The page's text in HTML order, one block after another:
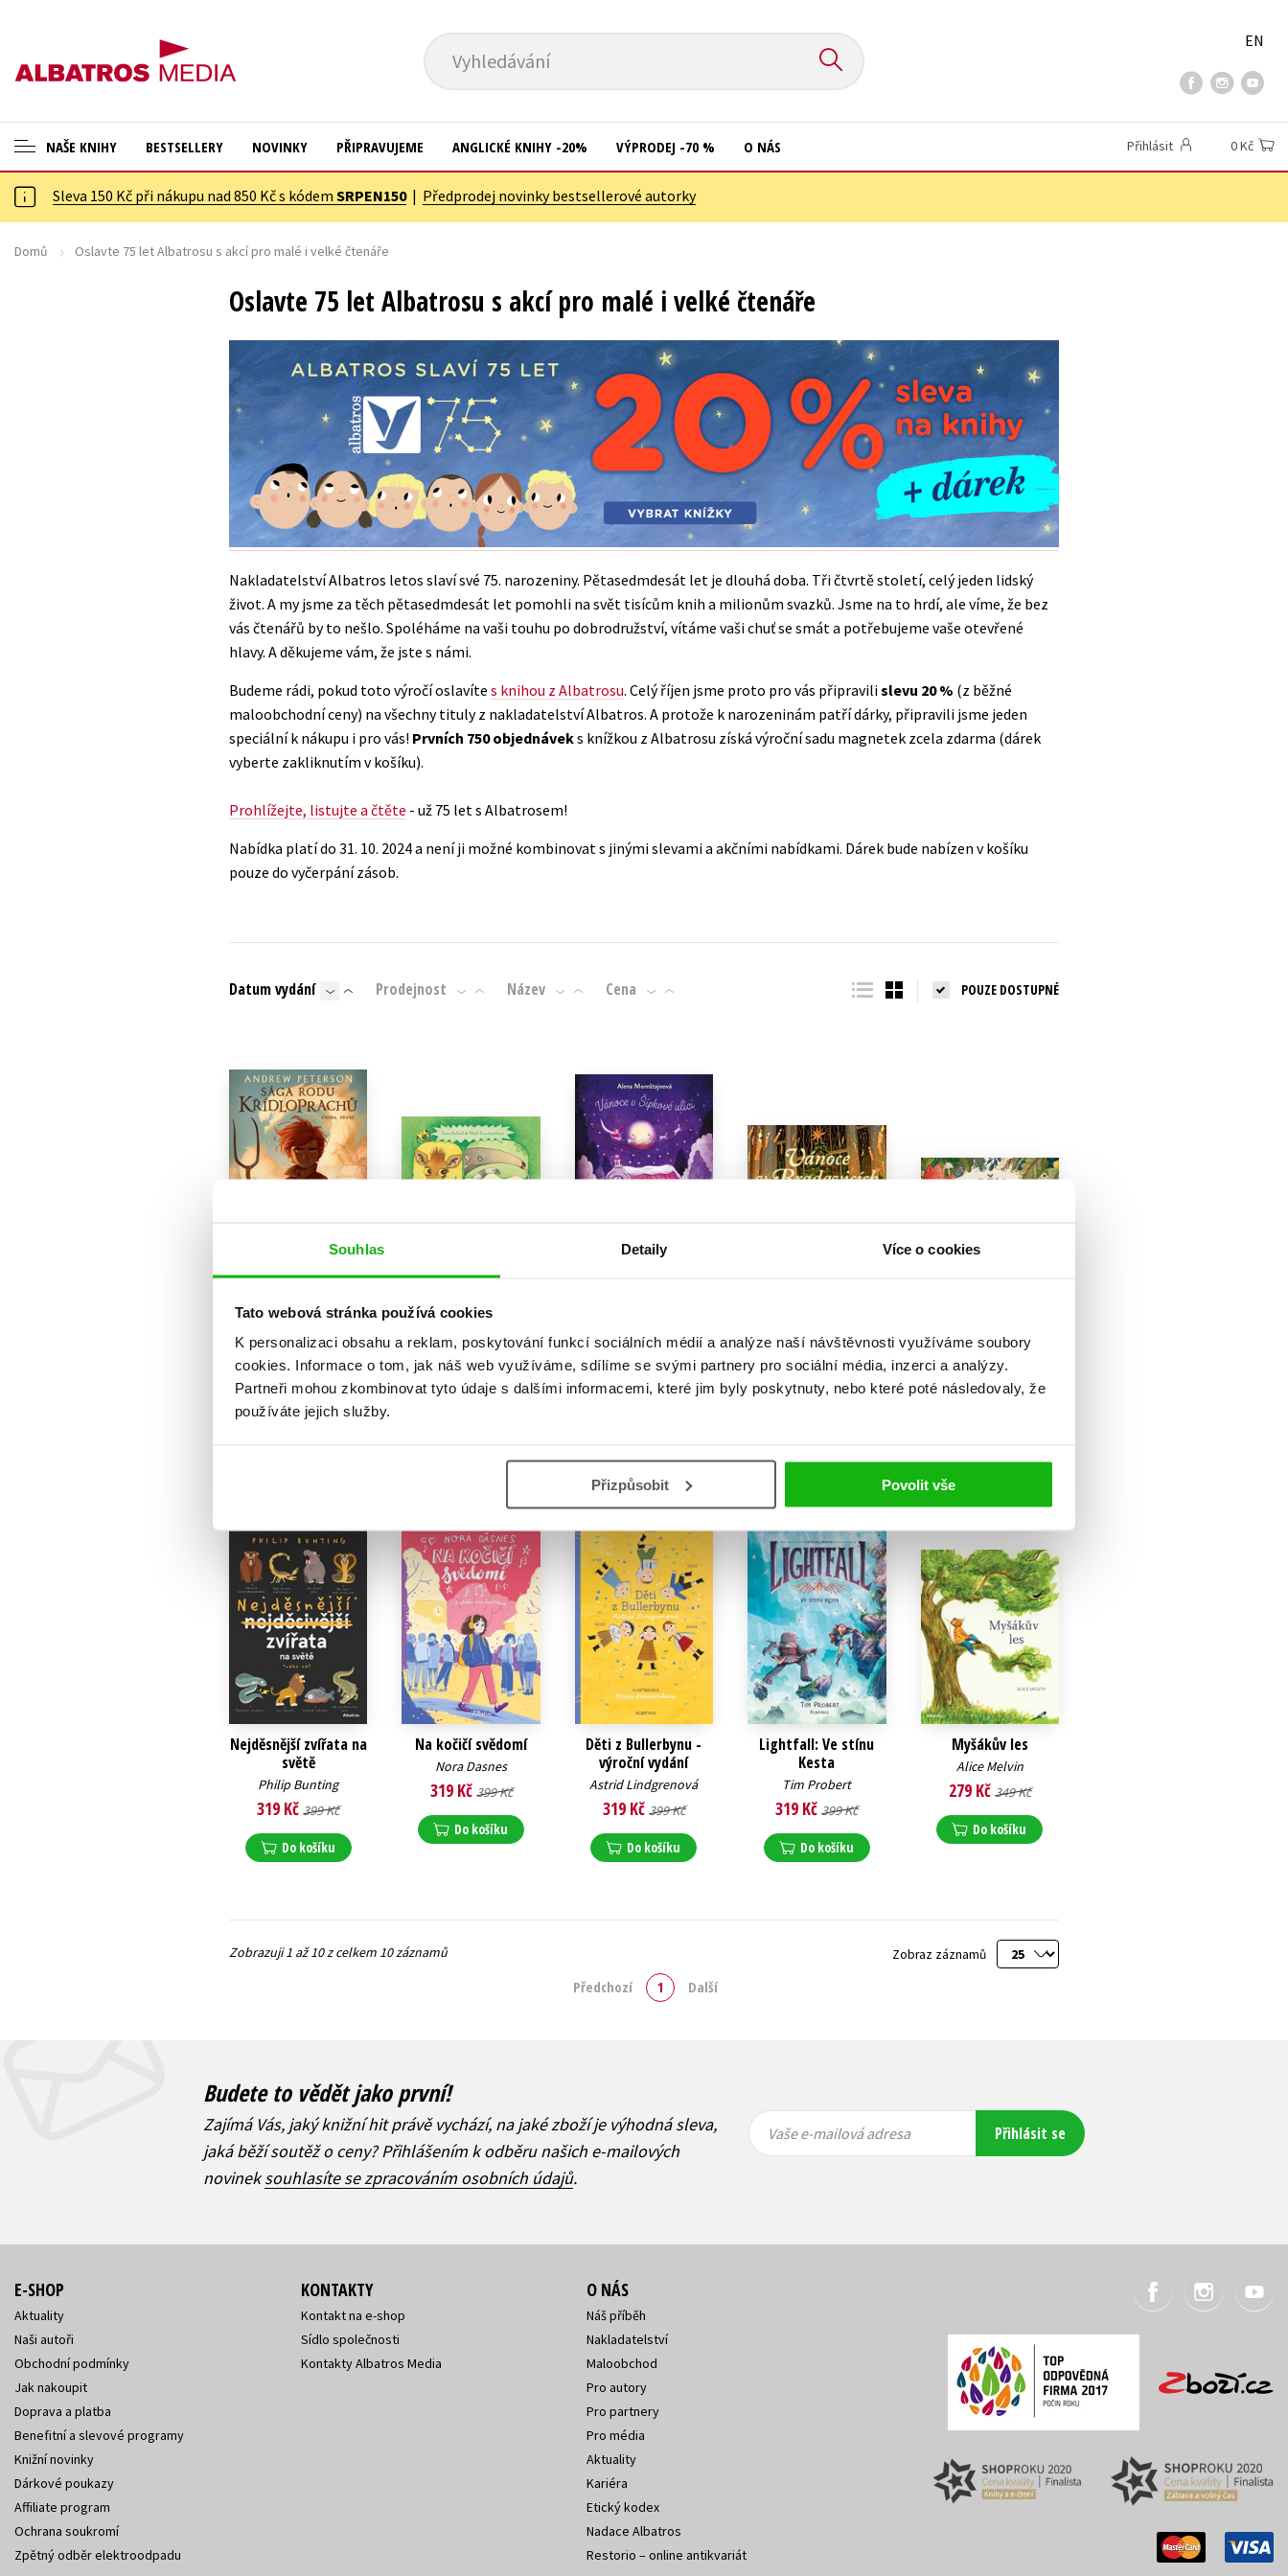
Souhlas Detaily Více o cookies
Tato webová stránka používá cookies
K personalizaci obsahu a reklam, poskytování funkcí sociálních médií a analýze naší návštěvnosti využíváme soubory
cookies. Informace o tom, jak náš web využíváme, sdílíme se svými partnery pro sociální média, inzerci a analýzy.
Partneři mohou zkombinovat tyto údaje s dalšími informacemi, které jim byly poskytnuty, nebo které poté následovaly, že
používáte jejich služby.
Přizpůsobit Povolit vše
Vyhledávání
EN
NAŠE KNIHY
ANGLICKÉ KNIHY -20 %
VÝPRODEJ -70 %
Cestování
Dárkové publikace
Digitální fotografie
Esoterika a duchovní svět
Historie a military
Hobby
Jazyky
Kalendáře
Kariéra a osobní rozvoj
Komiks
New Adult
Počítače
Poezie
Populárně - naučná pro dospělé
Populárně - naučné pro děti
Předškoláci
Příroda a zahrada
Učebnice
Umění a kultura
Výchova a pedagogika
Young adult
Young adult (SK)
Zahraniční literatura
Zdraví a životní styl
Všechny tituly
BESTSELLERY NOVINKY PŘIPRAVUJEME ANGLICKÉ KNIHY -20% VÝPRODEJ -70 % O NÁS Přihlásit 0 Kč
Sleva 150 Kč při nákupu nad 850 Kč s kódem SRPEN150| Předprodej novinky bestsellerové autorky
Domů Oslavte 75 let Albatrosu s akcí pro malé i velké čtenáře
Oslavte 75 let Albatrosu s akcí pro malé i velké čtenáře
Nakladatelství Albatros letos slaví své 75. narozeniny. Pětasedmdesát let je dlouhá doba. Tři čtvrtě století, celý jeden lidský
život. A my jsme za těch pětasedmdesát let pomohli na svět tisícům knih a milionům svazků. Jsme na to hrdí, ale víme, že bez
vás čtenářů by to nešlo. Spoléháme na vaši touhu po dobrodružství, vítáme vaši chuť se smát a potřebujeme vaše otevřené
hlavy. A děkujeme vám, že jste s námi.
Budeme rádi, pokud toto výročí oslavíte s knihou z Albatrosu. Celý říjen jsme proto pro vás připravilislevu 20 % (z běžné
maloobchodní ceny) na všechny tituly z nakladatelství Albatros. A protože k narozeninám patří dárky, připravili jsme jeden
speciální k nákupu i pro vás! Prvních 750 objednáveks knížkou z Albatrosu získá výroční sadu magnetek zcela zdarma (dárek
vyberte zakliknutím v košíku).
Prohlížejte, listujte a čtěte - už 75 let s Albatrosem!
Nabídka platí do 31. 10. 2024 a není ji možné kombinovat s jinými slevami a akčními nabídkami. Dárek bude nabízen v košíku
pouze do vyčerpání zásob.
Datum vydání Prodejnost Název Cena POUZE DOSTUPNÉ
Křídloprachů: Na
břehu Temného moře
temnoty
Andrew Peterson
319 Kč
Lena Anlauf
279 Kč349 Kč
Do košíku
Alena Mornštajnová
239 Kč299 Kč
Do košíku
J.K. Rowling
359 Kč449 Kč
Do košíku
279 Kč349 Kč
Do košíku
Nejděsnější zvířata na
světě
Philip Bunting
319 Kč399 Kč
Do košíku
Na kočičí svědomí
Nora Dasnes
319 Kč 399 Kč
Do košíku
Děti z Bullerbynu -
výroční vydání
Astrid Lindgrenová
319 Kč 399 Kč
Do košíku
Lightfall: Ve stínu
Kesta
Tim Probert
319 Kč399 Kč
Do košíku
Myšákův les
Alice Melvin
279 Kč 349 Kč
Do košíku
Zobraz záznamů
Zobrazuji 1 až 10 z celkem 10 záznamů
Předchozí 1 Další
Budete to vědět jako první!
Zajímá Vás, jaký knižní hit právě vychází, na jaké zboží je výhodná sleva,
jaká běží soutěž o ceny? Přihlášením k odběru našich e-mailových
novineksouhlasíte se zpracováním osobních údajů.
Vaše e-
mailová
Vaše e-
mailová
Vaše e-mailová adresa Přihlásit se
E-SHOP
Aktuality
Naši autoři
Obchodní podmínky
Jak nakoupit
Doprava a platba
Benefitní a slevové programy
Knižní novinky
Dárkové poukazy
Affiliate program
Ochrana soukromí
Zpětný odběr elektroodpadu
KONTAKTY
Kontakt na e-shop
Sídlo společnosti
Kontakty Albatros Media
O NÁS
Náš příběh
Nakladatelství
Maloobchod
Pro autory
Pro partnery
Pro média
Aktuality
Kariéra
Etický kodex
Nadace Albatros
Restorio – online antikvariát